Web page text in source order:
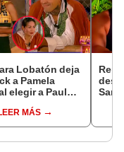
Lobatón deja
a Pamela
elegir a Paul
con ella en ‘La
Perú’
MÁS